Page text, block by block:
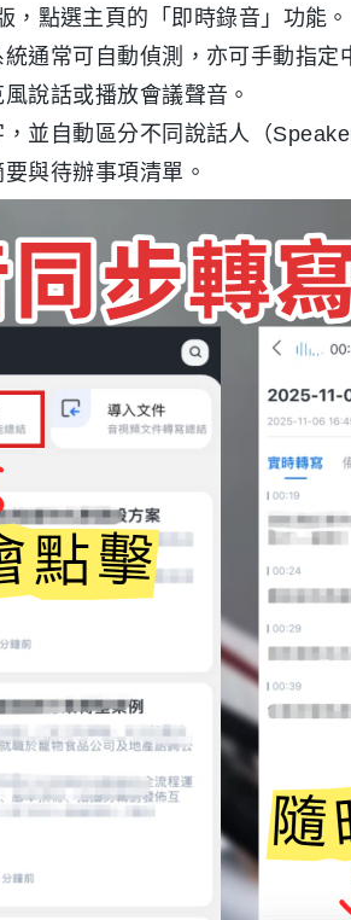
，點選主頁的「即時錄音」功能。
通常可自動偵測，亦可手動指定
說話或播放會議聲音。
並自動區分不同說話人（
與待辦事項清單。